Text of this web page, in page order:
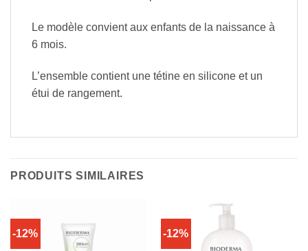
Le modèle convient aux enfants de la naissance à
6 mois.
L’ensemble contient une tétine en silicone et un
étui de rangement.
PRODUITS SIMILAIRES
-12% -12%